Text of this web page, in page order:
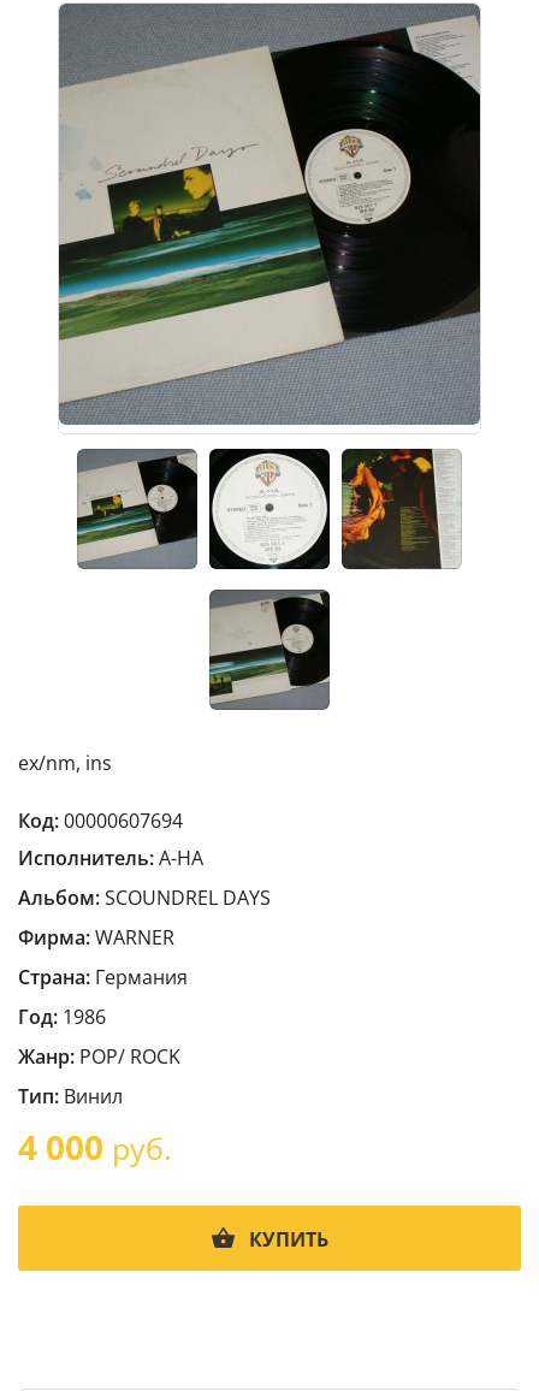
ex/nm, ins
Код:00000607694
Исполнитель:A-HA
Альбом:SCOUNDREL DAYS
Фирма:WARNER
Страна: Германия
Год: 1986
Жанр: POP/ ROCK
Тип: Винил
4 000 руб.
КУПИТЬ